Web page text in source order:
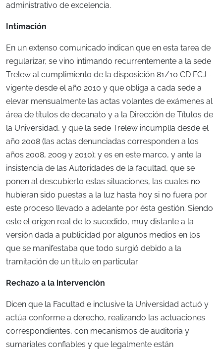
administrativo de excelencia.
Intimación
En un extenso comunicado indican que en esta tarea de
regularizar, se vino intimando recurrentemente a la sede
Trelew al cumplimiento de la disposición 81/10 CD FCJ -
vigente desde el año 2010 y que obliga a cada sede a
elevar mensualmente las actas volantes de exámenes al
área de títulos de decanato y a la Dirección de Títulos de
la Universidad, y que la sede Trelew incumplía desde el
año 2008 (las actas denunciadas corresponden a los
años 2008, 2009 y 2010); y es en este marco, y ante la
insistencia de las Autoridades de la facultad, que se
ponen al descubierto estas situaciones, las cuales no
hubieran sido puestas a la luz hasta hoy si no fuera por
este proceso llevado a adelante por ésta gestión. Siendo
este el origen real de lo sucedido, muy distante a la
versión dada a publicidad por algunos medios en los
que se manifestaba que todo surgió debido a la
tramitación de un titulo en particular.
Rechazo a la intervención
Dicen que la Facultad e inclusive la Universidad actuó y
actúa conforme a derecho, realizando las actuaciones
correspondientes, con mecanismos de auditoria y
sumariales confiables y que legalmente están